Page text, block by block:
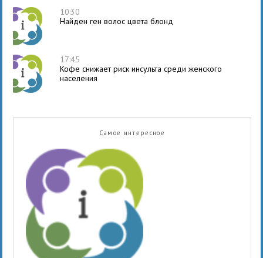
10:30
Найден ген волос цвета блонд
17:45
Кофе снижает риск инсульта среди женского
населения
Самое интересное